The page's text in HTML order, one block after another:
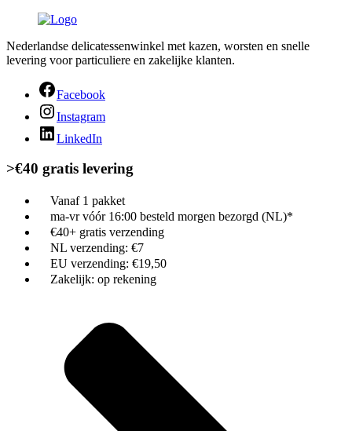
Nederlandse delicatessenwinkel met kazen, worsten en snelle
levering voor particuliere en zakelijke klanten.
Facebook
Instagram
LinkedIn
>€40 gratis levering
Vanaf 1 pakket
ma-vr vóór 16:00 besteld morgen bezorgd (NL)*
€40+ gratis verzending
NL verzending: €7
EU verzending: €19,50
Zakelijk: op rekening